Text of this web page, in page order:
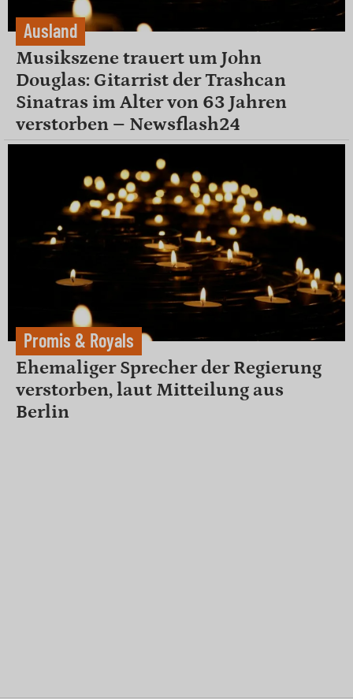
Ausland
Musikszene trauert um John
Douglas: Gitarrist der Trashcan
Sinatras im Alter von 63 Jahren
verstorben – Newsflash24
Promis & Royals
Ehemaliger Sprecher der Regierung
verstorben, laut Mitteilung aus
Berlin